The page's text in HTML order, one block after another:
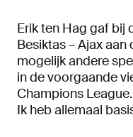
Erik ten Hag gaf bij
Besiktas – Ajax
mogelijk andere
in de voorgaande
Champions
Ik heb allemaal